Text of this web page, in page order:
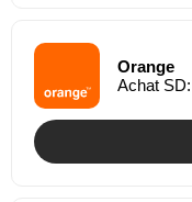
Orange
Achat